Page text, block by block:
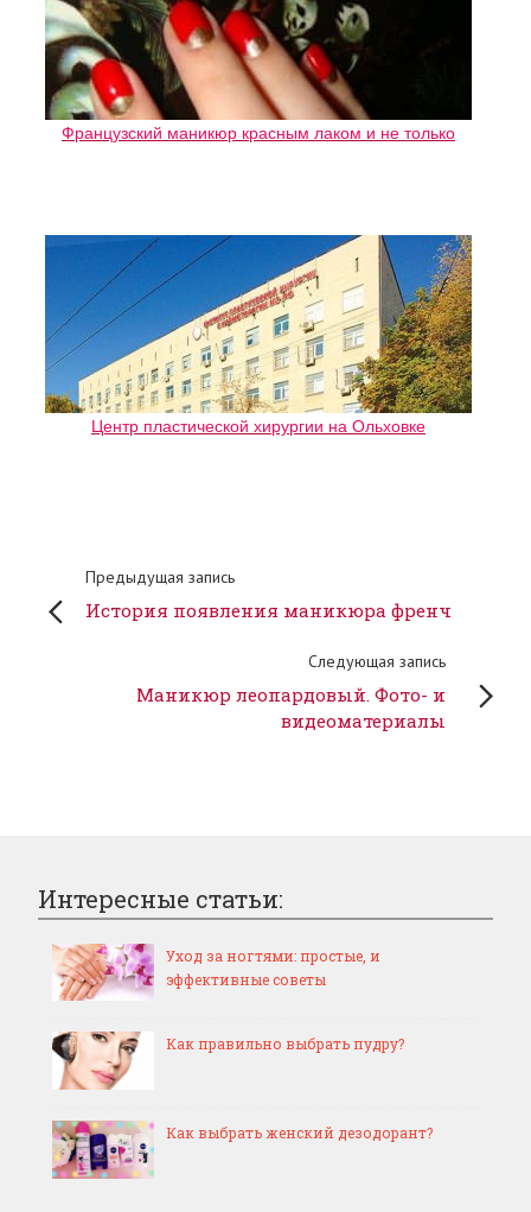
Французский маникюр красным лаком и не только
Центр пластической хирургии на Ольховке
Предыдущая запись
История появления маникюра френч
Следующая запись
Маникюр леопардовый. Фото- и
видеоматериалы
Интересные статьи:
Уход за ногтями: простые, и
эффективные советы
Как правильно выбрать пудру?
Как выбрать женский дезодорант?